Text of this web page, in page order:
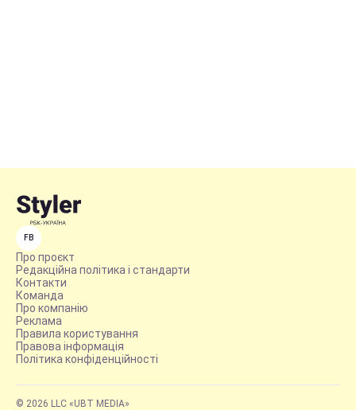
FB
Про проєкт
Редакційна політика і стандарти
Контакти
Команда
Про компанію
Реклама
Правила користування
Правова інформація
Політика конфіденційності
© 2026 LLC «UBT MEDIA»